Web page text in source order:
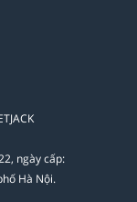
ngày cấp:
Hà Nội.